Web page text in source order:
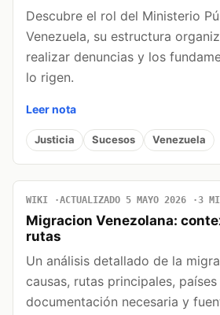
Descubre el rol del Ministerio
Venezuela, su estructura
realizar denuncias y los
lo rigen.
Leer nota
Justicia Sucesos Venezuela
WIKI ACTUALIZADO 5 MAYO 2026 3
Migracion Venezolana:
rutas
Un análisis detallado de la
causas, rutas principales,
documentación necesaria y